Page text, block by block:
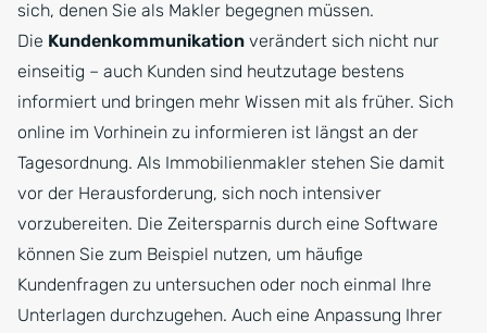
sich, denen Sie als Makler begegnen müssen.
Die Kundenkommunikation verändert sich nicht nur
einseitig – auch Kunden sind heutzutage bestens
informiert und bringen mehr Wissen mit als früher. Sich
online im Vorhinein zu informieren ist längst an der
Tagesordnung. Als Immobilienmakler stehen Sie damit
vor der Herausforderung, sich noch intensiver
vorzubereiten. Die Zeitersparnis durch eine Software
können Sie zum Beispiel nutzen, um häufige
Kundenfragen zu untersuchen oder noch einmal Ihre
Unterlagen durchzugehen. Auch eine Anpassung Ihrer